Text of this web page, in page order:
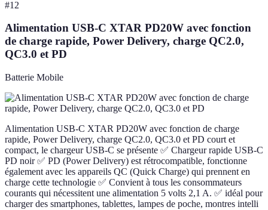
#12
Alimentation USB-C XTAR PD20W avec fonction
de charge rapide, Power Delivery, charge QC2.0,
QC3.0 et PD
Batterie Mobile
Alimentation USB-C XTAR PD20W avec fonction de charge
rapide, Power Delivery, charge QC2.0, QC3.0 et PD court et
compact, le chargeur USB-C se présente ✅ Chargeur rapide USB-C
PD noir ✅ PD (Power Delivery) est rétrocompatible, fonctionne
également avec les appareils QC (Quick Charge) qui prennent en
charge cette technologie ✅ Convient à tous les consommateurs
courants qui nécessitent une alimentation 5 volts 2,1 A. ✅ idéal pour
charger des smartphones, tablettes, lampes de poche, montres intelli